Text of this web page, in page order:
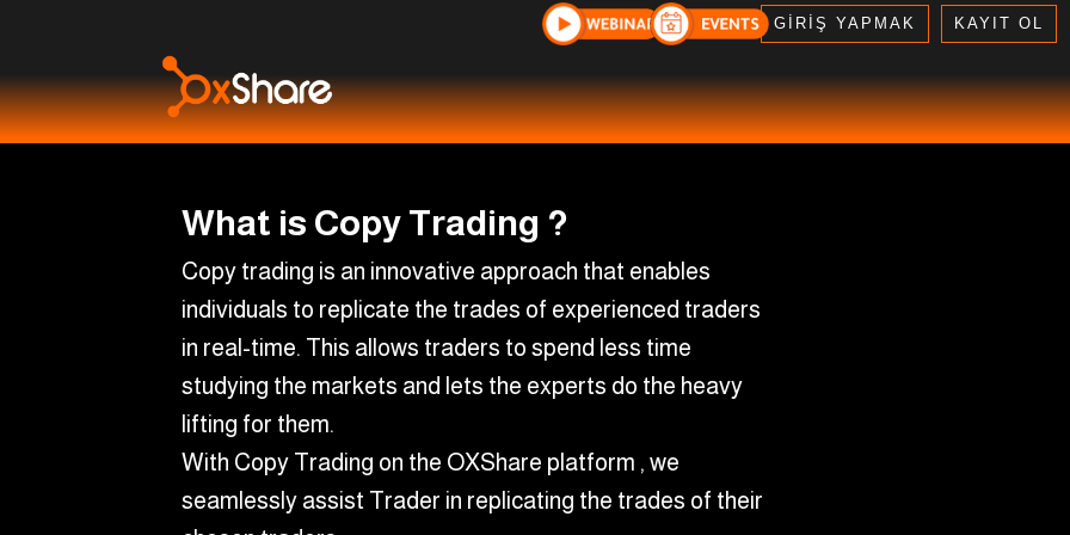
GİRİŞ YAPMAK KAYIT OL
What is Copy Trading ?
Copy trading is an innovative approach that enables
individuals to replicate the trades of experienced traders
in real-time. This allows traders to spend less time
studying the markets and lets the experts do the heavy
lifting for them.
With Copy Trading on the OXShare platform , we
seamlessly assist Trader in replicating the trades of their